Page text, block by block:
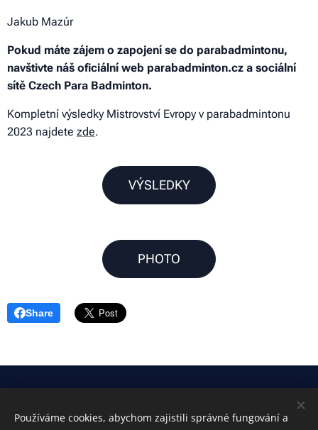
Jakub Mazúr
Pokud máte zájem o zapojení se do parabadmintonu,
navštivte náš oficiální web parabadminton.cz a sociální
sítě Czech Para Badminton.
Kompletní výsledky Mistrovství Evropy v parabadmintonu
2023 najdete zde.
VÝSLEDKY
PHOTO
Share
Podporováno Badminton Sharks Brno, z.s.
Používáme cookies, abychom zajistili správné fungování a